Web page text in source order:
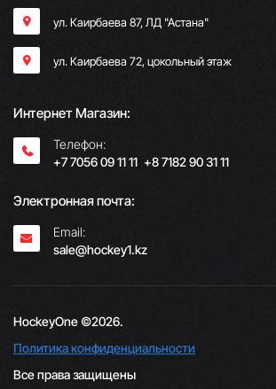
ул. Каирбаева 87, ЛД "Астана"
ул. Каирбаева 72, цокольный этаж
Интернет Магазин:
Телефон:
+7 7056 09 11 11; +8 7182 90 31 11
Электронная почта:
Email:
sale@hockey1.kz
HockeyOne ©2026.
Политика конфиденциальности
Все права защищены